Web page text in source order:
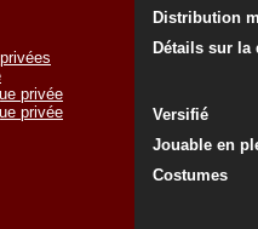
privée
privée
Distribution
Détails sur
Versifié
Jouable en
Costumes